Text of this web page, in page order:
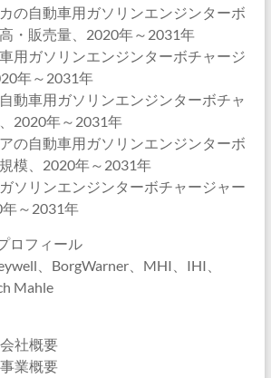
自動車用ガソリンエンジンターボ
・販売量、2020年～2031年
ガソリンエンジンターボチャージ
年～2031年
車用ガソリンエンジンターボチャ
2020年～2031年
自動車用ガソリンエンジンターボ
模、2020年～2031年
リンエンジンターボチャージャー
～2031年
ロフィール
、BorgWarner、MHI、IHI、
Mahle
社概要
業概要